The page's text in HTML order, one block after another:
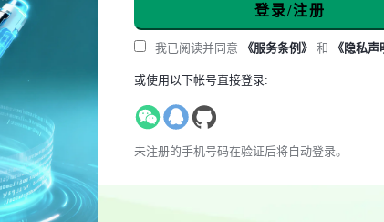
登录/注册
我已阅读并同意 《服务条例》 和 《隐私声
或使用以下帐号直接登录:
未注册的手机号码在验证后将自动登录。